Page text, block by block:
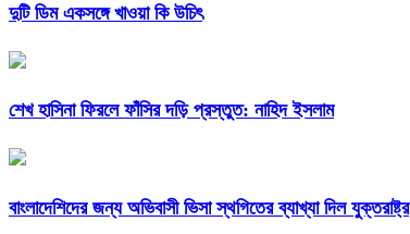
দুটি ডিম একসঙ্গে খাওয়া কি উচিৎ
শেখ হাসিনা ফিরলে ফাঁসির দড়ি প্রস্তুত: নাহিদ ইসলাম
বাংলাদেশিদের জন্য অভিবাসী ভিসা স্থগিতের ব্যাখ্যা দিল যুক্তরাষ্ট্র